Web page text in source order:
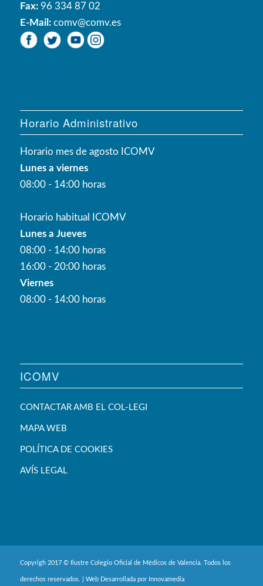
Fax:96 334 87 02
E-Mail: comv@comv.es
Horario Administrativo
Horario mes de agosto ICOMV
Lunes a viernes
08:00 - 14:00 horas
Horario habitual ICOMV
Lunes a Jueves
08:00 - 14:00 horas
16:00 - 20:00 horas
Viernes
08:00 - 14:00 horas
ICOMV
CONTACTAR AMB EL COL-LEGI
MAPA WEB
POLÍTICA DE COOKIES
AVÍS LEGAL
Copyrigh 2017 © Ilustre Colegio Oficial de Médicos de Valencia. Todos los
derechos reservados. | Web Desarrollada por Innovamedia